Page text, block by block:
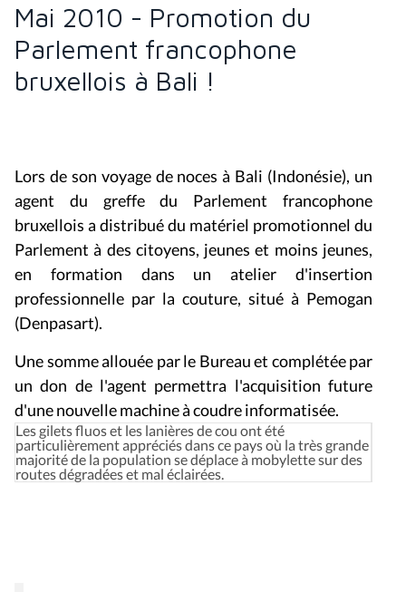
Mai 2010 - Promotion du
Parlement francophone
bruxellois à Bali !
Lors de son voyage de noces à Bali (Indonésie), un
agent du greffe du Parlement francophone
bruxellois a distribué du matériel promotionnel du
Parlement à des citoyens, jeunes et moins jeunes,
en formation dans un atelier d'insertion
professionnelle par la couture, situé à Pemogan
(Denpasart).
Une somme allouée par le Bureau et complétée par
un don de l'agent permettra l'acquisition future
d'une nouvelle machine à coudre informatisée.
Les gilets fluos et les lanières de cou ont été
particulièrement appréciés dans ce pays où la très grande
majorité de la population se déplace à mobylette sur des
routes dégradées et mal éclairées.